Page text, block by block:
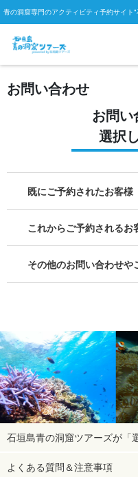
青の洞窟専門のアクティビティ予約サイト
お問い合わせ
お問い
選択
既にご予約されたお客様
これからご予約されるお
その他のお問い合わせや
石垣島青の洞窟ツアーズが「
よくある質問＆注意事項